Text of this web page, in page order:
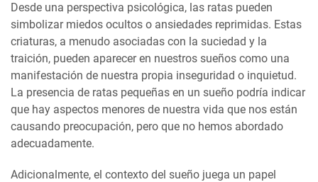
Desde una perspectiva psicológica, las ratas pueden
simbolizar miedos ocultos o ansiedades reprimidas. Estas
criaturas, a menudo asociadas con la suciedad y la
traición, pueden aparecer en nuestros sueños como una
manifestación de nuestra propia inseguridad o inquietud.
La presencia de ratas pequeñas en un sueño podría indicar
que hay aspectos menores de nuestra vida que nos están
causando preocupación, pero que no hemos abordado
adecuadamente.
Adicionalmente, el contexto del sueño juega un papel